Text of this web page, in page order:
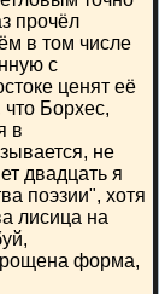
прочёл
в том числе
с
ценят её
Борхес,
в
не
двадцать я
поэзии", хотя
лисица на
форма,